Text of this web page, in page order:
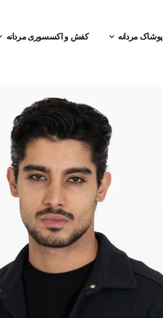
پوشاک مردانه کفش و اکسسوری مردانه